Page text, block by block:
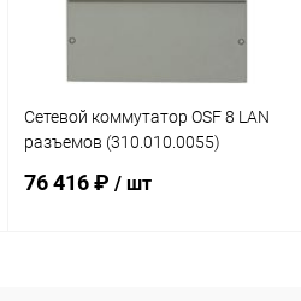
Сетевой коммутатор OSF 8 LAN
разъемов (310.010.0055)
76 416 ₽ / шт